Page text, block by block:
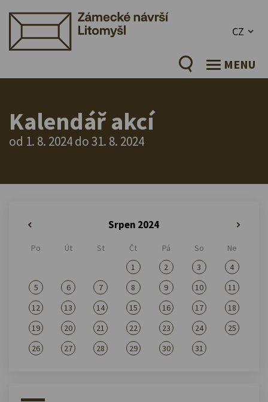
CZ
MENU
Kalendář akcí
od 1. 8. 2024 do 31. 8. 2024
Srpen 2024
Po Út St Čt Pá So
Ne
1
2 3
4
5
6 7 8 9 10
11
12
13 14 15 16 17
18
19
20 21 22 23 24
25
26
27 28 29 30 31